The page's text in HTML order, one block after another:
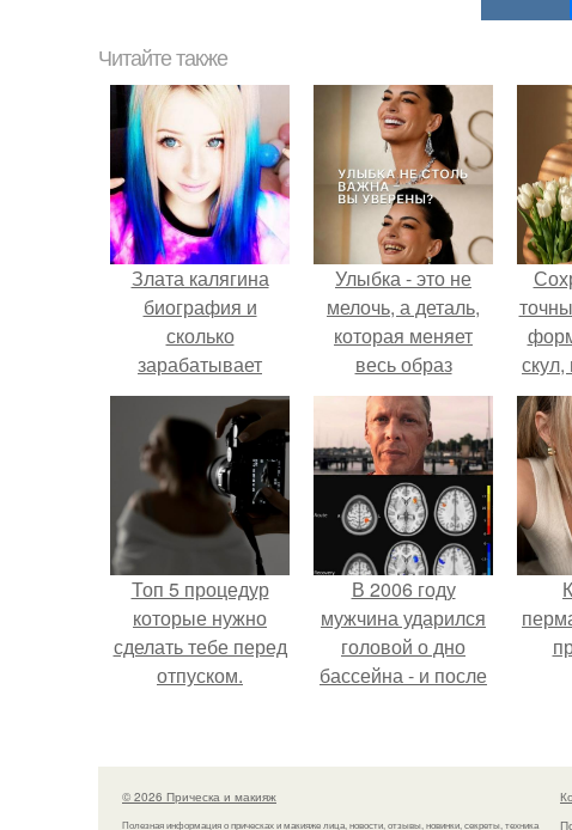
Читайте также
Злата калягина
биография и
сколько
зарабатывает
Swasti Ji.
Улыбка - это не
мелочь, а деталь,
которая меняет
весь образ
человека.
Топ 5 процедур
которые нужно
сделать тебе перед
отпуском.
В 2006 году
мужчина ударился
головой о дно
бассейна - и после
странным образом.
© 2026 Прическа и макияж
Полезная информация о прическах и макияже лица, новости, отзывы, новинки, секреты, техника